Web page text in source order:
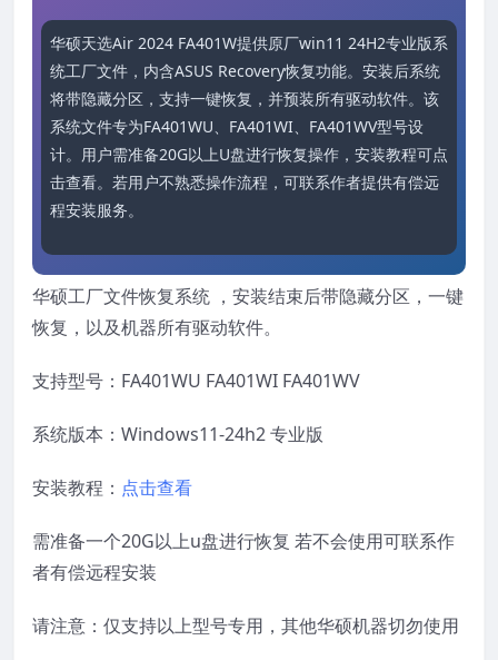
华硕天选Air 2024 FA401W提供原厂win11 24H2专业版系
统工厂文件，内含ASUS Recovery恢复功能。安装后系统
将带隐藏分区，支持一键恢复，并预装所有驱动软件。该
系统文件专为FA401WU、FA401WI、FA401WV型号设
计。用户需准备20G以上U盘进行恢复操作，安装教程可点
击查看。若用户不熟悉操作流程，可联系作者提供有偿远
程安装服务。
华硕工厂文件恢复系统 ，安装结束后带隐藏分区，一键
恢复，以及机器所有驱动软件。
支持型号：FA401WU FA401WI FA401WV
系统版本：Windows11-24h2 专业版
安装教程： 点击查看
需准备一个20G以上u盘进行恢复 若不会使用可联系作
者有偿远程安装
请注意：仅支持以上型号专用，其他华硕机器切勿使用